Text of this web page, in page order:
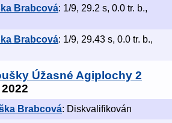
Brabcová: 1/9, 29.2 s, 0.0 tr. b.,
Brabcová: 1/9, 29.43 s, 0.0 tr. b.,
Úžasné Agiplochy 2
Brabcová: Diskvalifikován